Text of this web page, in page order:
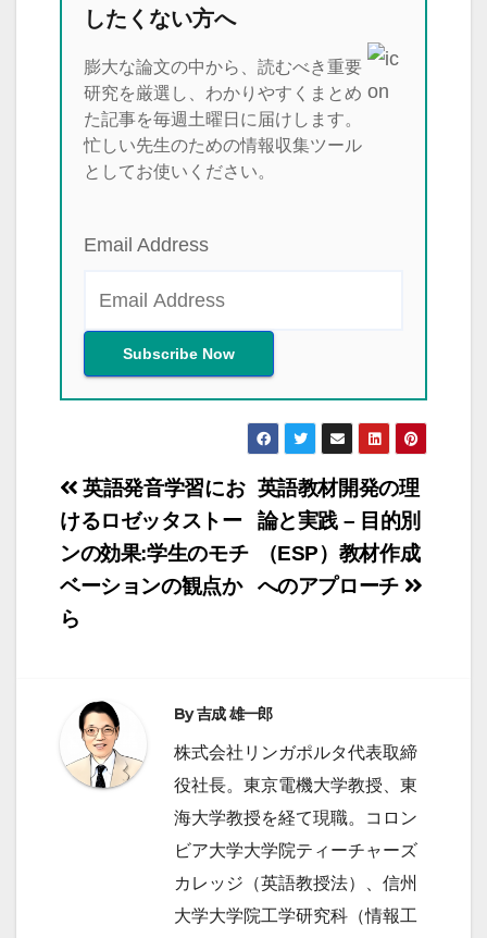
したくない方へ
膨大な論文の中から、読むべき重要
研究を厳選し、わかりやすくまとめ
た記事を毎週土曜日に届けします。
忙しい先生のための情報収集ツール
としてお使いください。
Email Address
投
稿
ナ
ビ
ゲ
シ
ョ
ン
英語教材開発の理
論と実践 – 目的別
（ESP）教材作成
へのアプローチ
英語発音学習にお
けるロゼッタストー
ンの効果:学生のモチ
ベーションの観点か
ら
By吉成 雄一郎
株式会社リンガポルタ代表取締
役社長。東京電機大学教授、東
海大学教授を経て現職。コロン
ビア大学大学院ティーチャーズ
カレッジ（英語教授法）、信州
大学大学院工学研究科（情報工